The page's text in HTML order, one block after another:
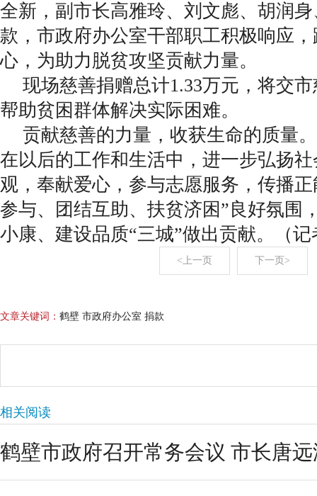
全新，副市长高雅玲、刘文彪、胡润
款，市政府办公室干部职工积极响应
心，为助力脱贫攻坚贡献力量。
现场慈善捐赠总计1.33万元，将交
帮助贫困群体解决实际困难。
贡献慈善的力量，收获生命的质量
在以后的工作和生活中，进一步弘扬
观，奉献爱心，参与志愿服务，传播
参与、团结互助、扶贫济困”良好氛围
小康、建设品质“三城”做出贡献。（
<上一页 下一页>
文章关键词： 鹤壁 市政府办公室 捐款
相关阅读
鹤壁市政府召开常务会议 市长唐